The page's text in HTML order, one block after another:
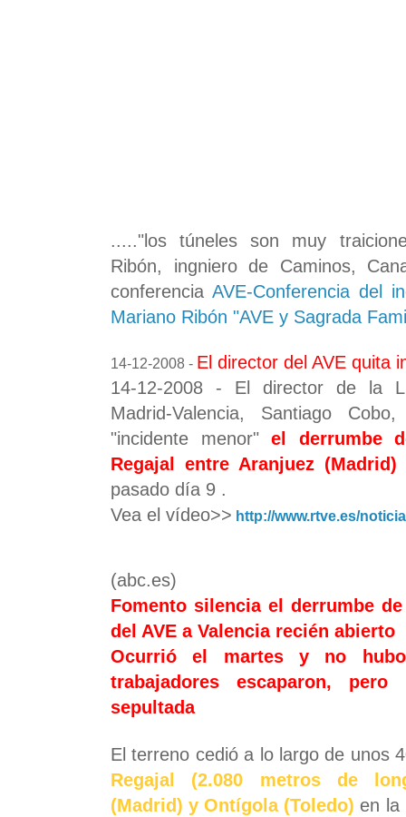
....."los túneles son muy
Ribón, ingniero de Caminos,
conferencia AVE-Conferencia del
Mariano Ribón "AVE y Sagrada
14-12-2008 - El director del AVE quita
14-12-2008 - El director de la
Madrid-Valencia, Santiago
"incidente menor"el derrumbe
Regajal entre Aranjuez
pasado día 9 .
Vea el vídeo>> http://www.rtve.es/
(abc.es)
Fomento silencia el derrumbe
del AVE a Valencia recién abierto
Ocurrió el martes y no
trabajadores escaparon,
sepultada
El terreno cedió a lo largo de unos
Regajal (2.080 metros de
(Madrid) y Ontígola (Toledo) en la